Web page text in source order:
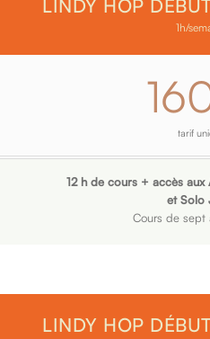
LINDY HOP
1h/
tarif
12 h de cours + accès aux
et Solo
Cours de
LINDY HOP